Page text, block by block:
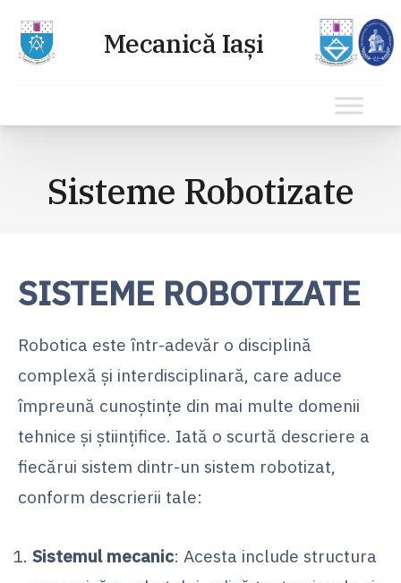
conținutSisteme Robotizate
SISTEME ROBOTIZATE
Robotica este într-adevăr o disciplină
complexă și interdisciplinară, care aduce
împreună cunoștințe din mai multe domenii
tehnice și științifice. Iată o scurtă descriere a
fiecărui sistem dintr-un sistem robotizat,
conform descrierii tale:
Sistemul mecanic: Acesta include structura